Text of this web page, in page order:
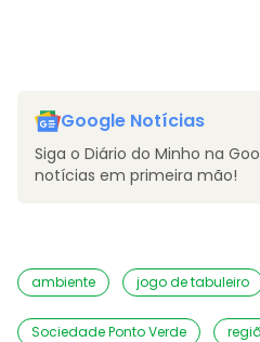
Google Notícias
Siga o Diário do Minho na
notícias em primeira mão!
ambiente jogo de tabuleiro
Sociedade Ponto Verde